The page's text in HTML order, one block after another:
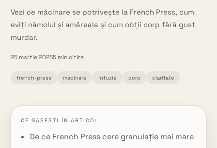
Vezi ce măcinare se potrivește la French Press, cum
eviți nămolul și amăreala și cum obții corp fără gust
murdar.
25 martie 20265 min citire
french-press macinare infuzie corp claritate
CE GĂSEȘTI ÎN ARTICOL
De ce French Press cere granulație mai mare